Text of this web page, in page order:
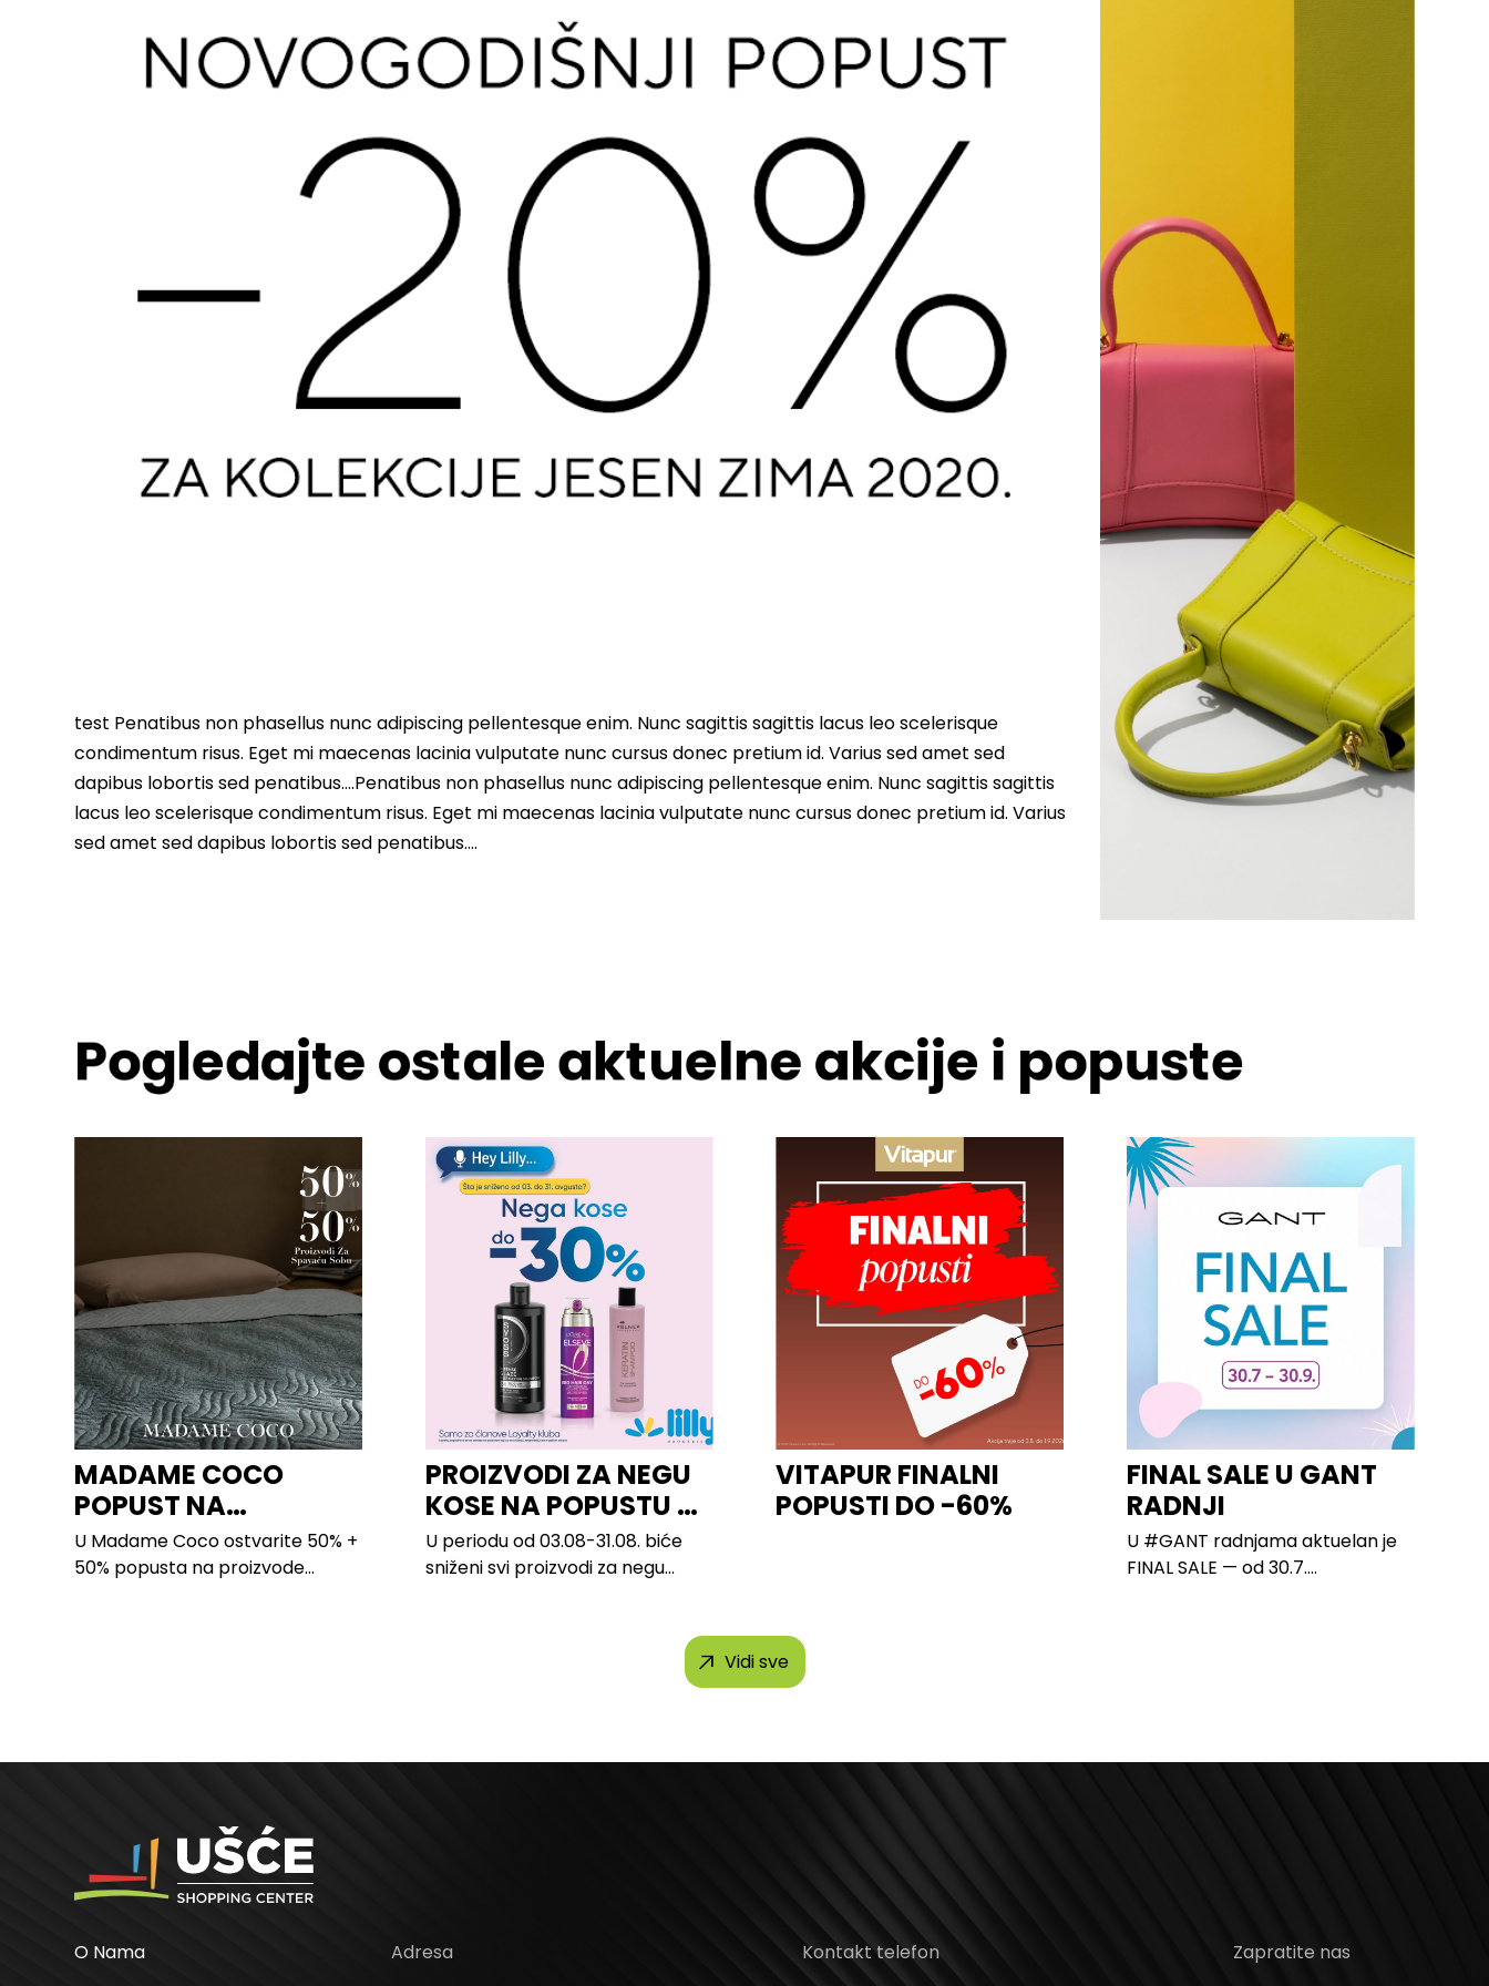
test Penatibus non phasellus nunc adipiscing pellentesque enim. Nunc sagittis sagittis lacus leo scelerisque
condimentum risus. Eget mi maecenas lacinia vulputate nunc cursus donec pretium id. Varius sed amet sed
dapibus lobortis sed penatibus….Penatibus non phasellus nunc adipiscing pellentesque enim. Nunc sagittis sagittis
lacus leo scelerisque condimentum risus. Eget mi maecenas lacinia vulputate nunc cursus donec pretium id. Varius
sed amet sed dapibus lobortis sed penatibus….
Pogledajte ostale aktuelne akcije i popuste
MADAME COCO
POPUST NA
PROIZVODE ZA
SPAVAĆU SOBU
U Madame Coco ostvarite 50% +
50% popusta na proizvode...
PROIZVODI ZA NEGU
KOSE NA POPUSTU U
LILLY
U periodu od 03.08-31.08. biće
sniženi svi proizvodi za negu
VITAPUR FINALNI
POPUSTI DO -60%
FINAL SALE U GANT
RADNJI
U #GANT radnjama aktuelan je
FINAL SALE — od 30.7....
Vidi sve
O Nama
Adresa
Kontakt telefon
Zapratite nas